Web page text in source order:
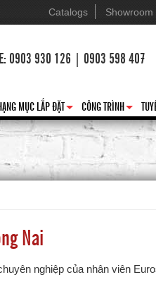
Catalogs Showroom
0903 930 126 | 0903 598 407
+
MỤC LẮP ĐẶT
+
CÔNG TRÌNH
Nai
nghiệp của nhân viên